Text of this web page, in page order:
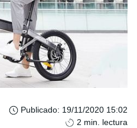
Publicado: 19/11/2020 15:02
2 min. lectura